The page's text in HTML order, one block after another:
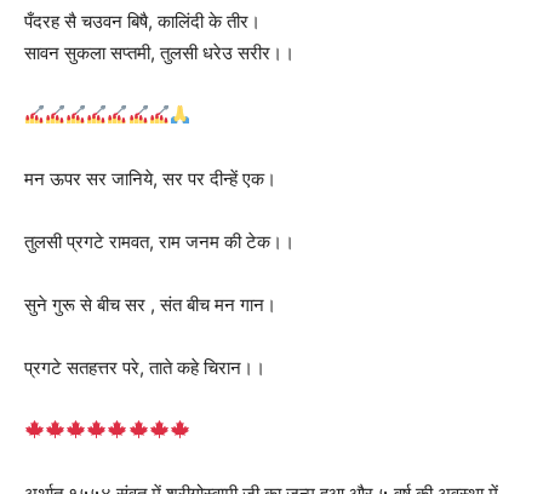
पँदरह सै चउवन बिषै, कालिंदी के तीर।
सावन सुकला सप्तमी, तुलसी धरेउ सरीर।।
मन ऊपर सर जानिये, सर पर दीन्हें एक।
तुलसी प्रगटे रामवत, राम जनम की टेक।।
सुने गुरू से बीच सर , संत बीच मन गान।
प्रगटे सतहत्तर परे, ताते कहे चिरान।।